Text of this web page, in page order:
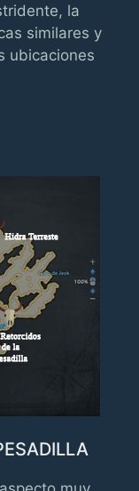
la
similares y
ubicaciones